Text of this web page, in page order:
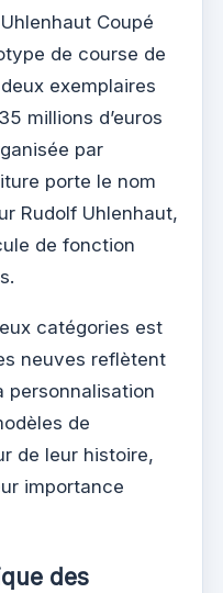
Coupé
de course de
exemplaires
millions d’euros
par
porte le nom
Rudolf Uhlenhaut,
de fonction
catégories est
neuves reflètent
personnalisation
de
de leur histoire,
importance
des